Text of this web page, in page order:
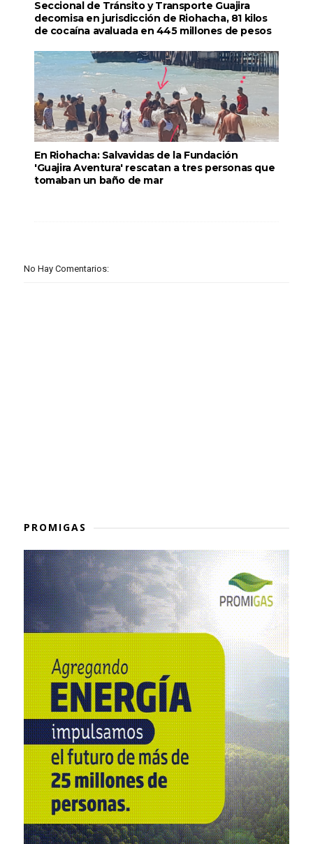
Seccional de Tránsito y Transporte Guajira
decomisa en jurisdicción de Riohacha, 81 kilos
de cocaína avaluada en 445 millones de pesos
En Riohacha: Salvavidas de la Fundación
'Guajira Aventura' rescatan a tres personas que
tomaban un baño de mar
No Hay Comentarios:
PROMIGAS